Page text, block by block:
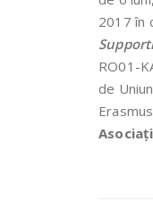
2017 în
RO01-
de